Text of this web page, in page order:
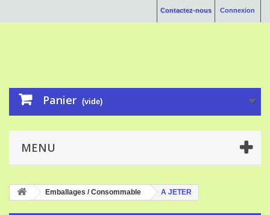
Connexion
Contactez-nous
Panier (vide)
MENU
Emballages / Consommable A JETER